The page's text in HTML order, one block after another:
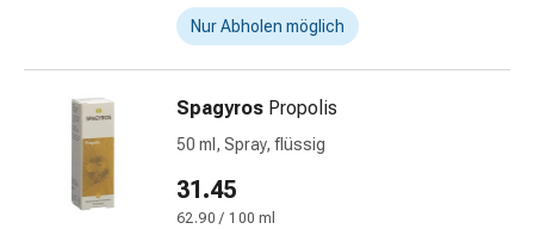
Wundbehandlung
Wundsprays
Wundverschlussstreifen
Ziehsalbe
Tupfer
Nur Abholen möglich
Spagyros Propolis
50 ml, Spray, flüssig
31.45
62.90 / 100 ml